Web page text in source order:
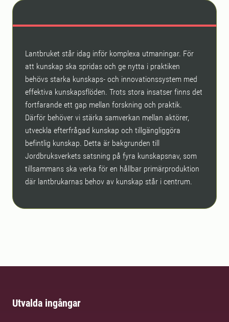
Lantbruket står idag inför komplexa utmaningar. För
att kunskap ska spridas och ge nytta i praktiken
behövs starka kunskaps- och innovationssystem med
effektiva kunskapsflöden. Trots stora insatser finns det
fortfarande ett gap mellan forskning och praktik.
Därför behöver vi stärka samverkan mellan aktörer,
utveckla efterfrågad kunskap och tillgängliggöra
befintlig kunskap. Detta är bakgrunden till
Jordbruksverkets satsning på fyra kunskapsnav, som
tillsammans ska verka för en hållbar primärproduktion
där lantbrukarnas behov av kunskap står i centrum.
Utvalda ingångar